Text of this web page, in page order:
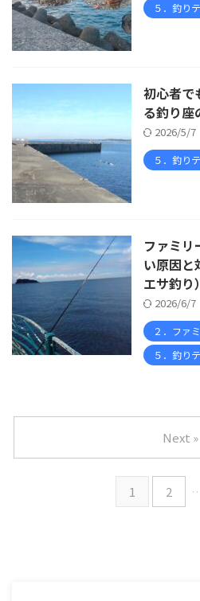
５．釣り
初心者で
る釣り座
2026/5/7
５．釣り
ファミリ
い原因
エサ釣り
2026/6/7
２．ファ
５．釣り
1 2
Next »